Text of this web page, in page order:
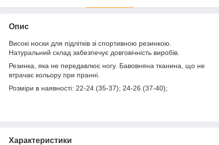
Опис
Високі носки для підлітків зі спортивною резинкою.
Натуральний склад забезпечує довговічність виробів.
Резинка, яка не передавлює ногу. Бавовняна тканина, що не
втрачає кольору при пранні.
Розміри в наявності: 22-24 (35-37); 24-26 (37-40);
Характеристики